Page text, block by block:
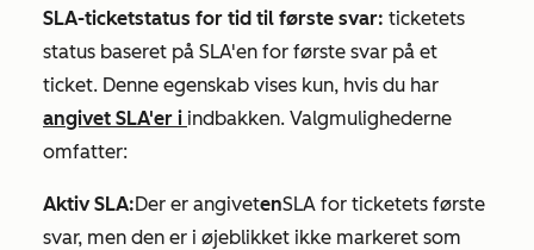
SLA-ticketstatus for tid til første svar: ticketets
status baseret på SLA'en for første svar på et
ticket. Denne egenskab vises kun, hvis du har
angivet SLA'er i indbakken. Valgmulighederne
omfatter:
Aktiv SLA:Der er angivetenSLA for ticketets første
svar, men den er i øjeblikket ikke markeret som